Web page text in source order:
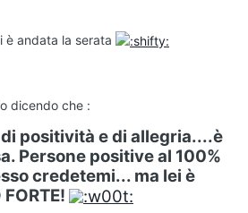
è andata la serata
dicendo che :
positività e di allegria....è
Persone positive al 100%
credetemi... ma lei è